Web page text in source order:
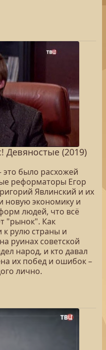
Девяностые (2019)
это было расхожей
реформаторы Егор
Явлинский и их
новую экономику и
людей, что всё
"рынок". Как
рулю страны и
руинах советской
народ, и кто давал
их побед и ошибок –
лично.